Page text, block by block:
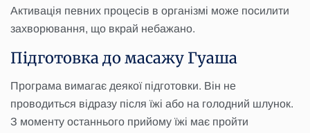
Активація певних процесів в організмі може посилити
захворювання, що вкрай небажано.
Підготовка до масажу Гуаша
Програма вимагає деякої підготовки. Він не
проводиться відразу після їжі або на голодний шлунок.
З моменту останнього прийому їжі має пройти